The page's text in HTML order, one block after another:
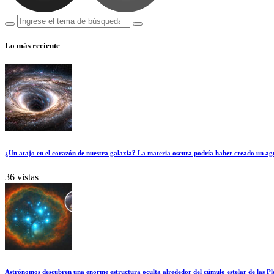
Lo más reciente
¿Un atajo en el corazón de nuestra galaxia? La materia oscura podría haber creado un
36 vistas
Astrónomos descubren una enorme estructura oculta alrededor del cúmulo estelar de las